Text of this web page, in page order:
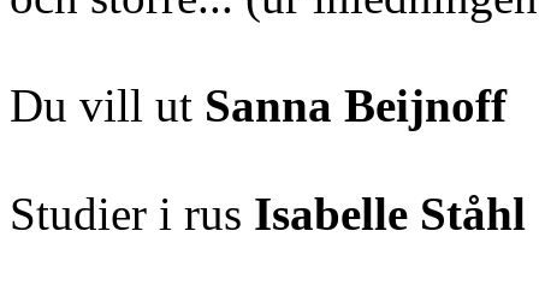
Du vill ut Sanna Beijnoff
Studier i rus Isabelle